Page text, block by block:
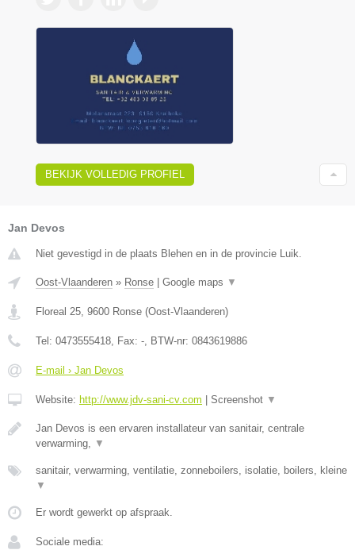
BEKIJK VOLLEDIG PROFIEL
Jan Devos
Niet gevestigd in de plaats Blehen en in de provincie Luik.
Oost-Vlaanderen » Ronse Google maps ▼
Floreal 25 9600 Ronse (Oost-Vlaanderen)
Tel: 0473555418 , Fax: - , BTW-nr: 0843619886
E-mail › Jan Devos
Website: http://www.jdv-sani-cv.com Screenshot ▼
Jan Devos is een ervaren installateur van sanitair, centrale
verwarming,
▼
sanitair, verwarming, ventilatie, zonneboilers, isolatie, boilers, kleine
▼
Er wordt gewerkt op afspraak.
Sociale media: